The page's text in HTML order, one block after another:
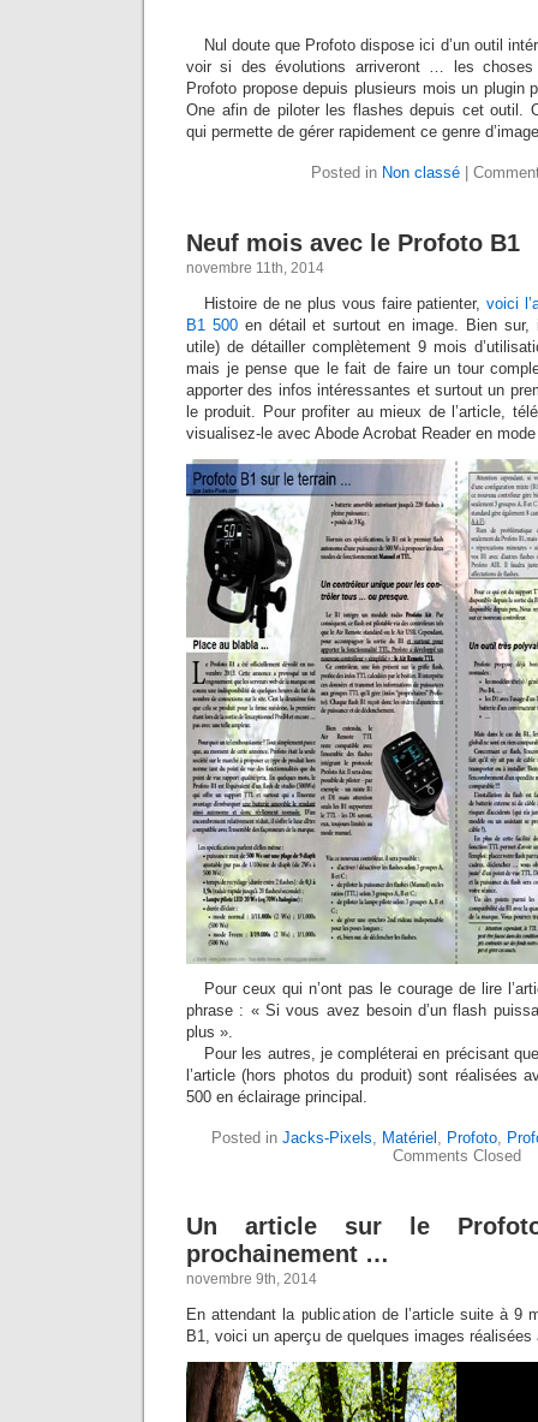
Nul doute que Profoto dispose ici d’un outil
voir si des évolutions arriveront … les
Profoto propose depuis plusieurs mois un plugin
One afin de piloter les flashes depuis cet outil.
qui permette de gérer rapidement ce genre
Posted in Non classé
Neuf mois avec le Profoto B1
novembre 11th, 2014
Histoire de ne plus vous faire patienter,voici
B1 500en détail et surtout en image. Bien sur,
utile) de détailler complètement 9 mois
mais je pense que le fait de faire un tour
apporter des infos intéressantes et surtout un
le produit. Pour profiter au mieux de l’article,
visualisez-le avec Abode Acrobat Reader en
Pour ceux qui n’ont pas le courage de lire
phrase : « Si vous avez besoin d’un flash
plus ».
Pour les autres, je compléterai en précisant
l’article (hors photos du produit) sont réalisées
500 en éclairage principal.
Posted in Jacks-Pixels, Matériel , Profoto,
Comments Closed
Un article sur le
prochainement …
novembre 9th, 2014
En attendant la publication de l’article suite à 9
B1, voici un aperçu de quelques images réalisées